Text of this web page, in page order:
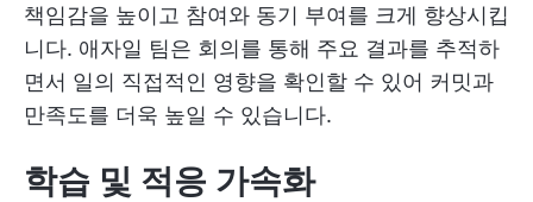
책임감을 높이고 참여와 동기 부여를 크게 향상시킵
니다. 애자일 팀은 회의를 통해 주요 결과를 추적하
면서 일의 직접적인 영향을 확인할 수 있어 커밋과
만족도를 더욱 높일 수 있습니다.
학습 및 적응 가속화